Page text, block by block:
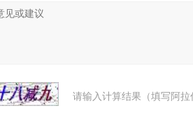
请输入计算结果（填写阿